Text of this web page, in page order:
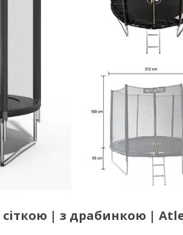
сіткою | з драбинкою |